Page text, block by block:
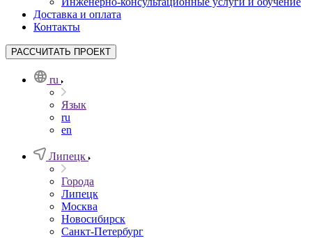
Доставка и оплата
Контакты
РАССЧИТАТЬ ПРОЕКТ
ru
Язык
ru
en
Липецк
Города
Липецк
Москва
Новосибирск
Санкт-Петербург